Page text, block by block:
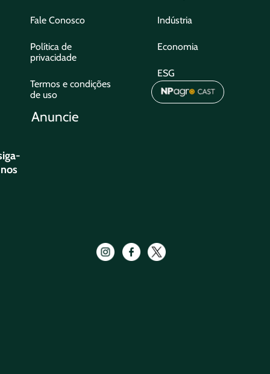
Fale Conosco
Política de
privacidade
Termos e condições
de uso
Anuncie
Indústria
Economia
ESG
nos